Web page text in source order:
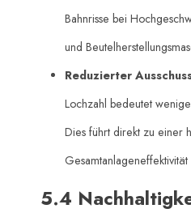
Bahnrisse bei
und
Reduzierter
Lochzahl bedeutet
Dies führt direkt zu einer
5.4